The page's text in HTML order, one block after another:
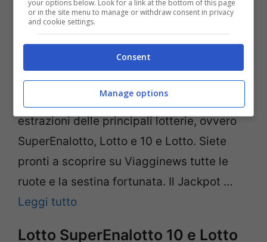
Appuntamento del giovedì sera con
dalle ore 20.00: verifica le vincite delle
estrazioni del 25 marzo. Secondo
appuntamento della settimana oggi con le
estrazioni delle principali lotterie, ovvero
SuperEnalotto, Lotto e 10 e Lotto. Siete
pronti a scoprire su Viagginews tutte le
ruote e la sestina fortunata. Il Jackpot …
Leggi tutto
Lotto SuperEnalotto 10 e Lotto
your options below. Look for a link at the bottom of this page
or in the site menu to manage or withdraw consent in privacy
and cookie settings.
Consent
Manage options